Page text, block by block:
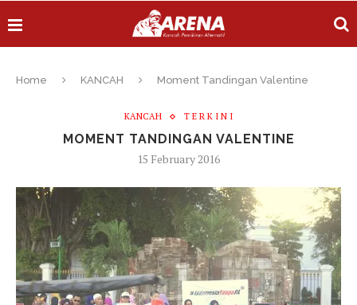
Home KANCAH Moment Tandingan Valentine
KANCAH T E R K I N I
MOMENT TANDINGAN VALENTINE
15 February 2016